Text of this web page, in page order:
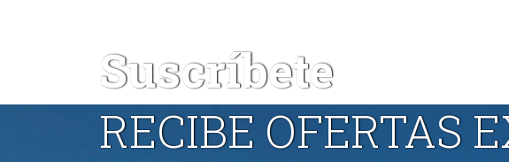
Suscríbete
RECIBE OFERTAS